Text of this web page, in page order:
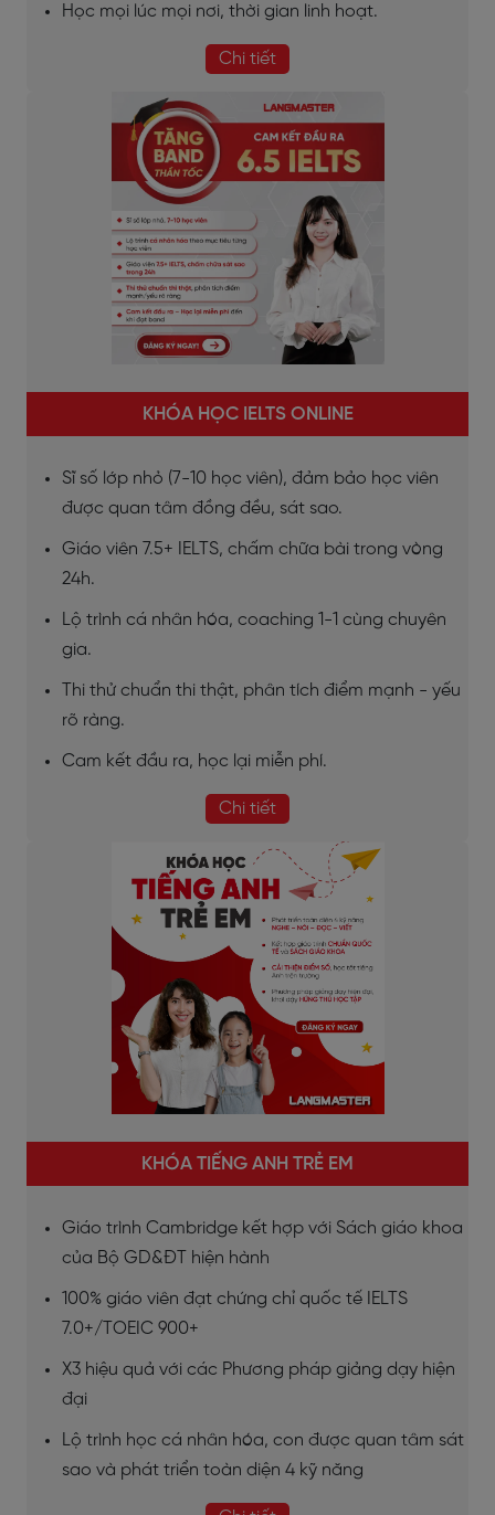
Học mọi lúc mọi nơi, thời gian linh hoạt.
Chi tiết
KHÓA HỌC IELTS ONLINE
Sĩ số lớp nhỏ (7-10 học viên), đảm bảo học viên
được quan tâm đồng đều, sát sao.
Giáo viên 7.5+ IELTS, chấm chữa bài trong vòng
24h.
Lộ trình cá nhân hóa, coaching 1-1 cùng chuyên
gia.
Thi thử chuẩn thi thật, phân tích điểm mạnh - yếu
rõ ràng.
Cam kết đầu ra, học lại miễn phí.
Chi tiết
KHÓA TIẾNG ANH TRẺ EM
Giáo trình Cambridge kết hợp với Sách giáo khoa
của Bộ GD&ĐT hiện hành
100% giáo viên đạt chứng chỉ quốc tế IELTS
7.0+/TOEIC 900+
X3 hiệu quả với các Phương pháp giảng dạy hiện
đại
Lộ trình học cá nhân hóa, con được quan tâm sát
sao và phát triển toàn diện 4 kỹ năng